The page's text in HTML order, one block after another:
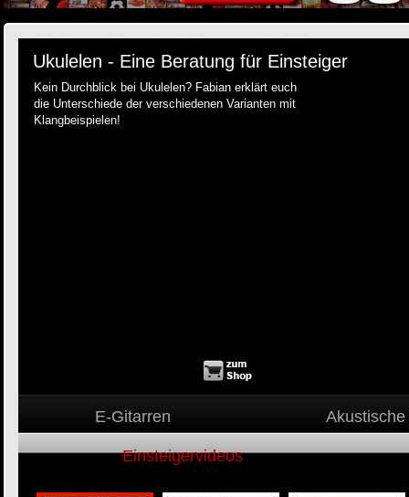
Ukulelen - Eine Beratung für Einsteiger
Kein Durchblick bei Ukulelen? Fabian erklärt euch
die Unterschiede der verschiedenen Varianten mit
Klangbeispielen!
E-Gitarren
Einsteigervideos